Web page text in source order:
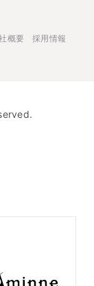
概要
採用情報